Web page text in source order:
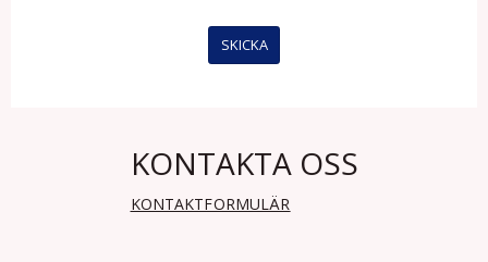
KONTAKTA OSS
KONTAKTFORMULÄR